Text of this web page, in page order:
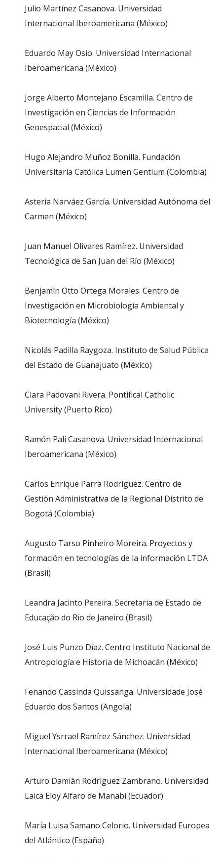
Julio Martínez Casanova. Universidad
Internacional Iberoamericana (México)
Eduardo May Osio. Universidad Internacional
Iberoamericana (México)
Jorge Alberto Montejano Escamilla. Centro de
Investigación en Ciencias de Información
Geoespacial (México)
Hugo Alejandro Muñoz Bonilla. Fundación
Universitaria Católica Lumen Gentium (Colombia)
Asteria Narváez García. Universidad Autónoma del
Carmen (México)
Juan Manuel Olivares Ramírez. Universidad
Tecnológica de San Juan del Río (México)
Benjamín Otto Ortega Morales. Centro de
Investigación en Microbiología Ambiental y
Biotecnología (México)
Nicolás Padilla Raygoza. Instituto de Salud Pública
del Estado de Guanajuato (México)
Clara Padovani Rivera. Pontifical Catholic
University (Puerto Rico)
Ramón Pali Casanova. Universidad Internacional
Iberoamericana (México)
Carlos Enrique Parra Rodríguez. Centro de
Gestión Administrativa de la Regional Distrito de
Bogotá (Colombia)
Augusto Tarso Pinheiro Moreira. Proyectos y
formación en tecnologías de la información LTDA
(Brasil)
Leandra Jacinto Pereira. Secretaria de Estado de
Educação do Rio de Janeiro (Brasil)
José Luis Punzo Díaz. Centro Instituto Nacional de
Antropología e Historia de Michoacán (México)
Fenando Cassinda Quissanga. Universidade José
Eduardo dos Santos (Angola)
Miguel Ysrrael Ramírez Sánchez. Universidad
Internacional Iberoamericana (México)
Arturo Damián Rodríguez Zambrano. Universidad
Laica Eloy Alfaro de Manabí (Ecuador)
María Luisa Samano Celorio. Universidad Europea
del Atlántico (España)